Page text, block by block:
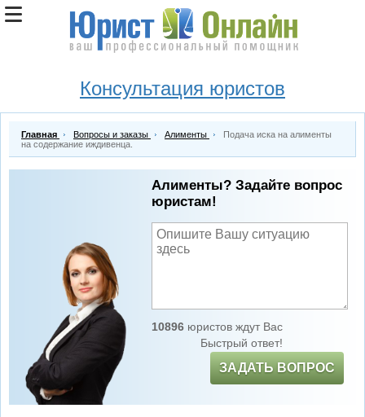
Консультация юристов
Главная Вопросы и заказы Алименты
Подача иска на алименты
на содержание иждивенца.
Алименты? Задайте вопрос
юристам!
10896юристов ждут Вас
Быстрый ответ!
ЗАДАТЬ ВОПРОС